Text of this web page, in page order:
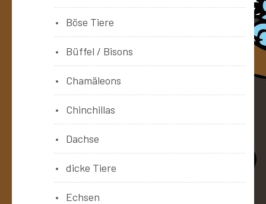
Böse Tiere
Büffel / Bisons
Chamäleons
Chinchillas
Dachse
dicke Tiere
Echsen